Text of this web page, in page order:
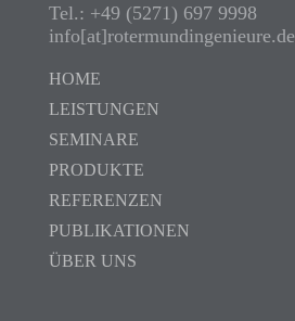
Tel.: +49 (5271) 697 9998
info[at]rotermundingenieure.de
HOME
LEISTUNGEN
SEMINARE
PRODUKTE
REFERENZEN
PUBLIKATIONEN
ÜBER UNS